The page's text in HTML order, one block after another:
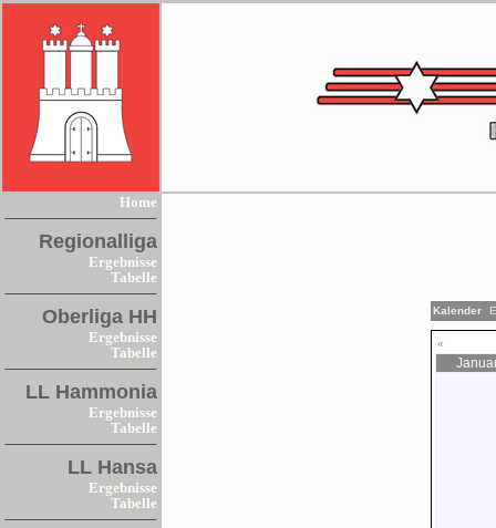
Home
Regionalliga
Ergebnisse
Tabelle
Oberliga HH
Ergebnisse
Tabelle
LL Hammonia
Ergebnisse
Tabelle
LL Hansa
Ergebnisse
Tabelle
Kalender
«